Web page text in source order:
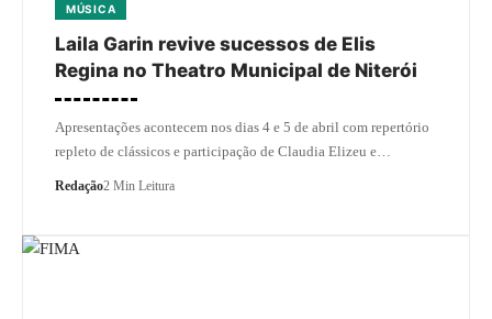
MÚSICA
Laila Garin revive sucessos de Elis
Regina no Theatro Municipal de Niterói
Apresentações acontecem nos dias 4 e 5 de abril com repertório
repleto de clássicos e participação de Claudia Elizeu e…
Redação2 Min Leitura